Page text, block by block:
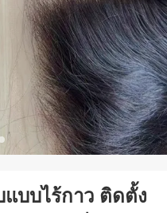
บบไร้กาว ติดตั้ง